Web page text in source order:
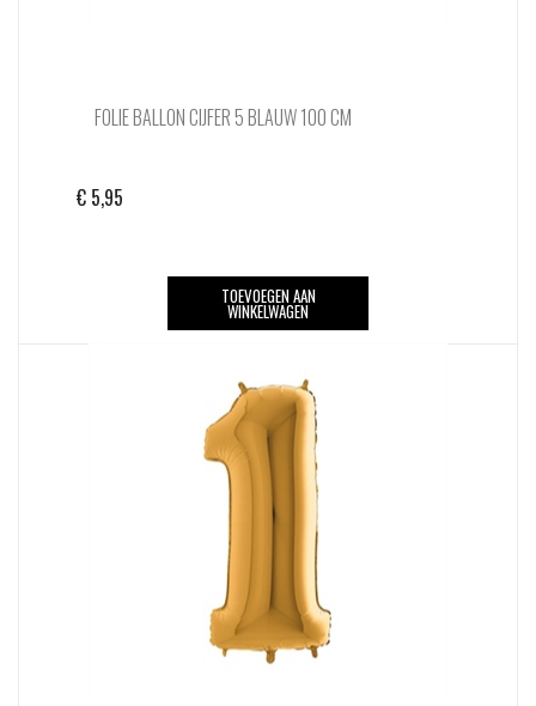
FOLIE BALLON CIJFER 5 BLAUW 100 CM
€ 5,95
TOEVOEGEN AAN
WINKELWAGEN